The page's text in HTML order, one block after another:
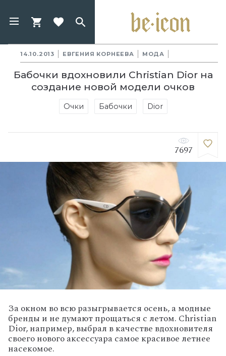
14.10.2013 ЕВГЕНИЯ КОРНЕЕВА МОДА
Бабочки вдохновили Christian Dior на
создание новой модели очков
Очки Бабочки Dior
7697
За окном во всю разыгрывается осень, а модные
бренды и не думают прощаться с летом. Christian
Dior, например, выбрал в качестве вдохновителя
своего нового аксессуара самое красивое летнее
насекомое.